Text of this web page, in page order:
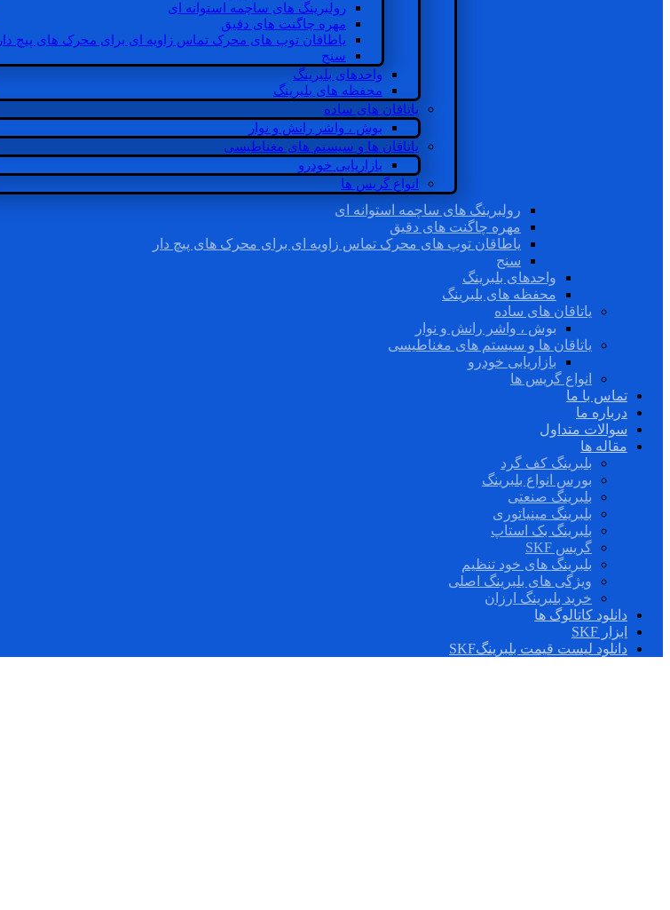
رولبرینگ های ساچمه استوانه ای
مهره چاگنت های دقیق
یاطاقان توپ های محرک تماس زاویه ای برای محرک های پیچ دار
سنج
واحدهای بلبرینگ
محفظه های بلبرینگ
یاتاقان های ساده
بوش ، واشر رانش و نوار
یاتاقان ها و سیستم های مغناطیسی
بازاریابی خودرو
انواع گریس ها
رولبرینگ های ساچمه استوانه ای
مهره چاگنت های دقیق
یاطاقان توپ های محرک تماس زاویه ای برای محرک های پیچ دار
سنج
واحدهای بلبرینگ
محفظه های بلبرینگ
یاتاقان های ساده
بوش ، واشر رانش و نوار
یاتاقان ها و سیستم های مغناطیسی
بازاریابی خودرو
انواع گریس ها
تماس با ما
درباره ما
سوالات متداول
مقاله ها
بلبرینگ کف گرد
بورس انواع بلبرینگ
بلبرینگ صنعتی
بلبرینگ مینیاتوری
بلبرینگ بک استاپ
گریس SKF
بلبرینگ های خود تنظیم
ویژگی های بلبرینگ اصلی
خرید بلبرینگ ارزان
دانلود کاتالوگ ها
ابزار SKF
دانلود لیست قیمت بلبرینگSKF